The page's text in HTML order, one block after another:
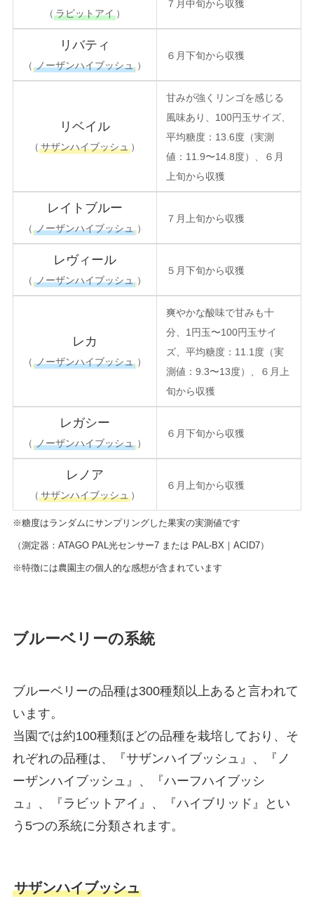
（ ラビットアイ）
７月中旬から収獲
リバティ
（ ノーザンハイブッシュ ）
６月下旬から収獲
リベイル
（ サザンハイブッシュ）
甘みが強くリンゴを感じる
風味あり、100円玉サイズ、
平均糖度：13.6度（実測
値：11.9〜14.8度）、６月
上旬から収獲
レイトブルー
（ ノーザンハイブッシュ ）
７月上旬から収獲
レヴィール
（ ノーザンハイブッシュ ）
５月下旬から収獲
レカ
（ ノーザンハイブッシュ ）
爽やかな酸味で甘みも十
分、1円玉〜100円玉サイ
ズ、平均糖度：11.1度（実
測値：9.3〜13度）、６月上
旬から収獲
レガシー
（ ノーザンハイブッシュ ）
６月下旬から収獲
レノア
（ サザンハイブッシュ）
６月上旬から収獲
※糖度はランダムにサンプリングした果実の実測値です
（測定器：ATAGO PAL光センサー7 または PAL-BX｜ACID7）
※特徴には農園主の個人的な感想が含まれています
ブルーベリーの系統
ブルーベリーの品種は300種類以上あると言われて
います。
当園では約100種類ほどの品種を栽培しており、そ
れぞれの品種は、『サザンハイブッシュ』、『ノ
ーザンハイブッシュ』、『ハーフハイブッシ
ュ』、『ラビットアイ』、『ハイブリッド』とい
う5つの系統に分類されます。
サザンハイブッシュ